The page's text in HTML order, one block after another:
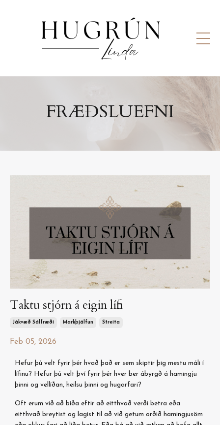
FRÆÐSLUEFNI
Taktu stjórn á eigin lífi
Jákvæð Sálfræði Markþjálfun Streita
Feb 05, 2026
Hefur þú velt fyrir þér hvað það er sem skiptir þig mestu máli í
lífinu? Hefur þú velt því fyrir þér hver ber ábyrgð á hamingju
þinni og vellíðan, heilsu þinni og hugarfari?
Oft erum við að bíða eftir að eitthvað verði betra eða
eitthvað breytist og lagist til að við getum orðið hamingjusöm